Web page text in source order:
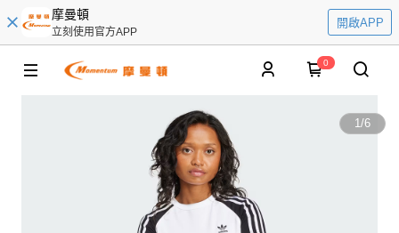
摩曼頓
立刻使用官方APP
開啟APP
0
1/6